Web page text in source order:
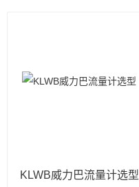
KLWB威力巴流量计选型